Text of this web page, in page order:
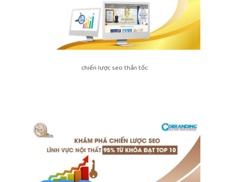
chiến lược seo thần tốc